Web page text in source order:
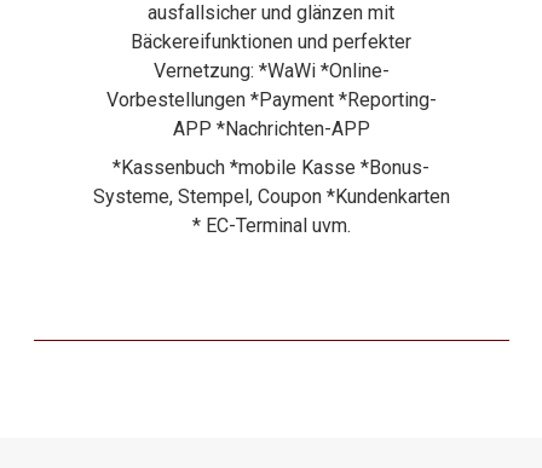
ausfallsicher und glänzen mit
Bäckereifunktionen und perfekter
Vernetzung: *WaWi *Online-
Vorbestellungen *Payment *Reporting-
APP *Nachrichten-APP
*Kassenbuch *mobile Kasse *Bonus-
Systeme, Stempel, Coupon *Kundenkarten
* EC-Terminal uvm.